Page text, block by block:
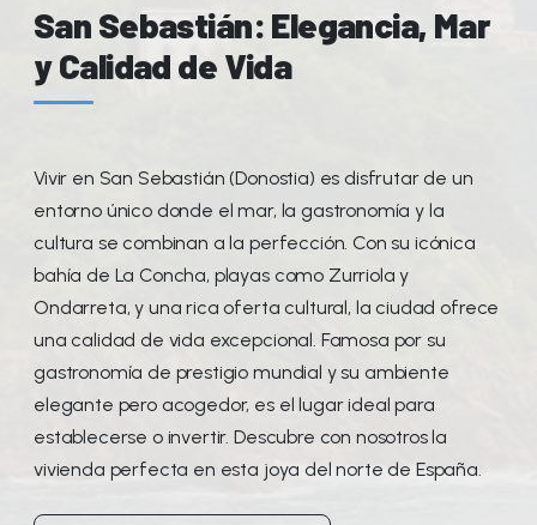
San Sebastián: Elegancia, Mar
y Calidad de Vida
Vivir en San Sebastián (Donostia) es disfrutar de un
entorno único donde el mar, la gastronomía y la
cultura se combinan a la perfección. Con su icónica
bahía de La Concha, playas como Zurriola y
Ondarreta, y una rica oferta cultural, la ciudad ofrece
una calidad de vida excepcional. Famosa por su
gastronomía de prestigio mundial y su ambiente
elegante pero acogedor, es el lugar ideal para
establecerse o invertir. Descubre con nosotros la
vivienda perfecta en esta joya del norte de España.